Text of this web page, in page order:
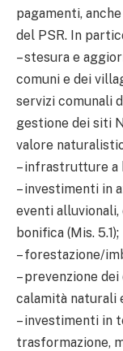
pagamenti,
del PSR. In
– stesura e
comuni e dei
servizi comunali
gestione dei siti
valore
– infrastrutture a
– investimenti in
eventi alluvionali,
bonifica (Mis. 5.1);
– forestazione/
– prevenzione
calamità naturali
– investimenti in
trasformazione,